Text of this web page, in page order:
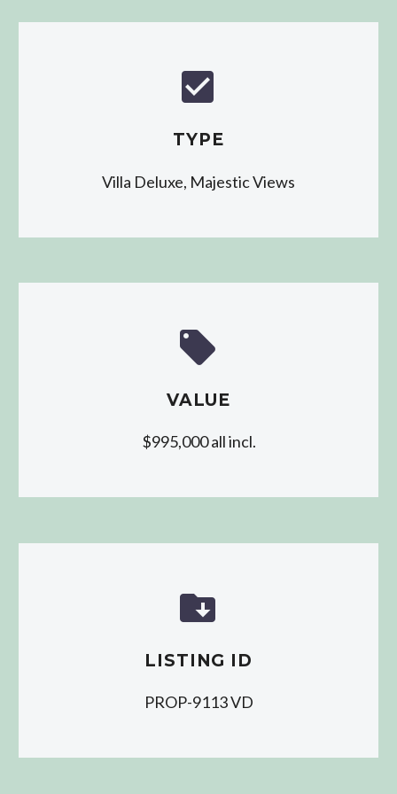


TYPE
Villa Deluxe, Majestic Views


VALUE
$995,000 all incl.


LISTING ID
PROP-9113 VD